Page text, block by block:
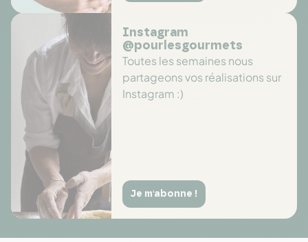
Instagram
@pourlesgourmets
Toutes les semaines nous
partageons vos réalisations sur
Instagram :)
Je m'abonne !